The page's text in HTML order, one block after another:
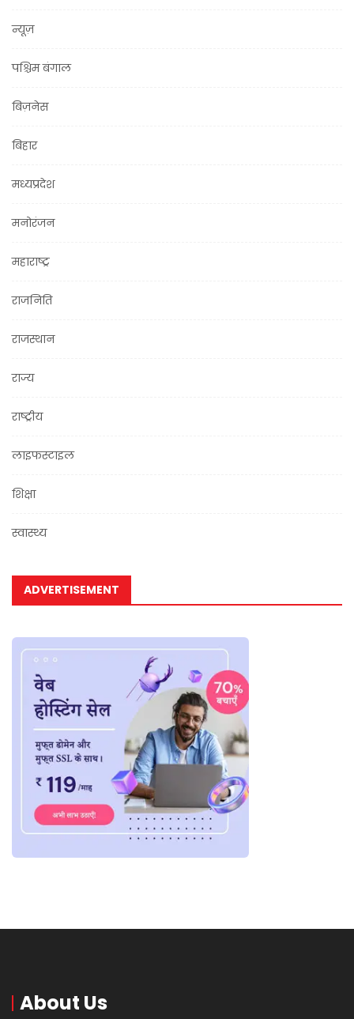
न्यूज़
पश्चिम बंगाल
बिज़नेस
बिहार
मध्यप्रदेश
मनोरंजन
महाराष्ट्र
राजनिति
राजस्थान
राज्य
राष्ट्रीय
लाइफस्टाइल
शिक्षा
स्वास्थ्य
ADVERTISEMENT
About Us